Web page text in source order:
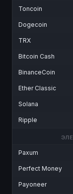
Toncoin
Dogecoin
TRX
Bitcoin Cash
BinanceCoin
Ether Classic
Solana
Ripple
Paxum
Perfect Money
Payoneer